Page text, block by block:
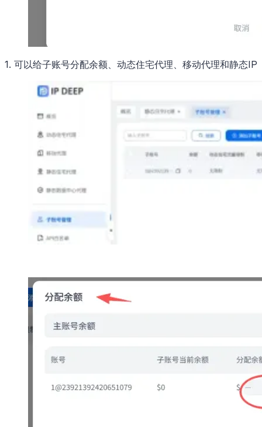
1. 可以给子账号分配余额、动态住宅代理、移动代理和静态IP